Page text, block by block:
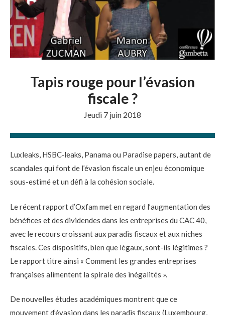
Tapis rouge pour l’évasion
fiscale ?
Jeudi 7 juin 2018
Luxleaks, HSBC-leaks, Panama ou Paradise papers, autant de
scandales qui font de l’évasion fiscale un enjeu économique
sous-estimé et un défi à la cohésion sociale.
Le récent rapport d’Oxfam met en regard l’augmentation des
bénéfices et des dividendes dans les entreprises du CAC 40,
avec le recours croissant aux paradis fiscaux et aux niches
fiscales. Ces dispositifs, bien que légaux, sont-ils légitimes ?
Le rapport titre ainsi « Comment les grandes entreprises
françaises alimentent la spirale des inégalités ».
De nouvelles études académiques montrent que ce
mouvement d’évasion dans les paradis fiscaux (Luxembourg,